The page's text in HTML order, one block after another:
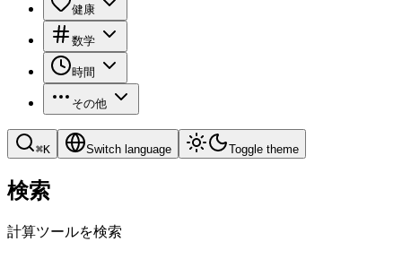
健康
数学
時間
その他
⌘K Switch language Toggle theme
検索
計算ツールを検索